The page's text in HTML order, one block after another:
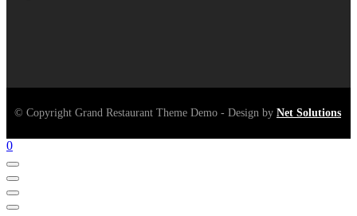
© Copyright Grand Restaurant Theme Demo - Design by Net Solutions
0